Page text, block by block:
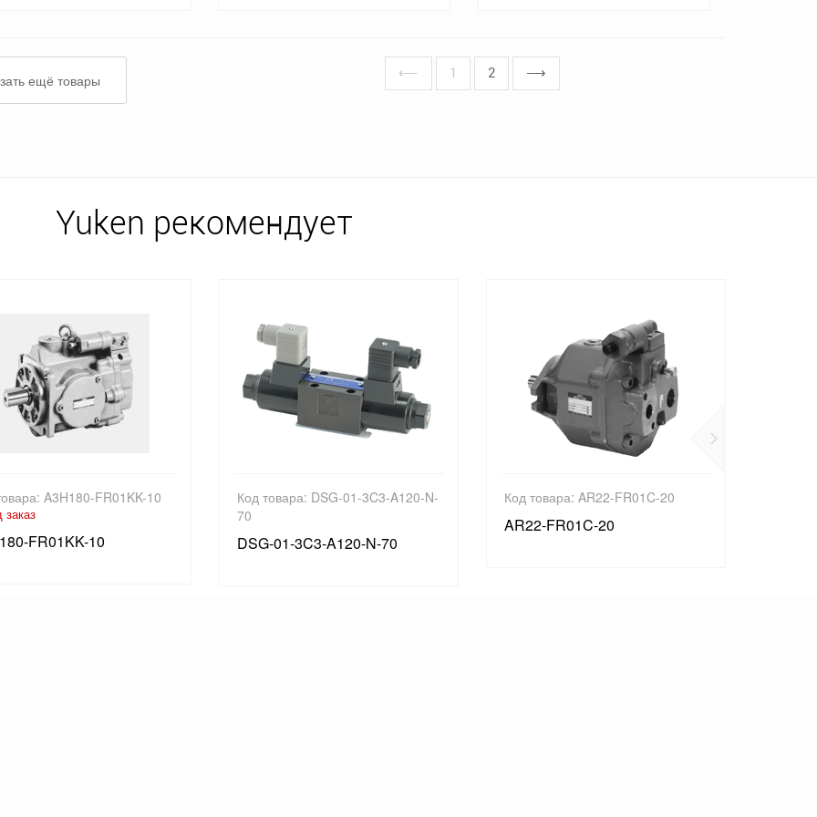
ещё товары ⟵ 1 2 ⟶
Yuken рекомендует
A3H180-FR01KK-10
FR01KK-10
Код товара: DSG-01-3C3-A120-N-
70
DSG-01-3C3-A120-N-70
Код товара: AR22-FR01C-20
AR22-FR01C-20